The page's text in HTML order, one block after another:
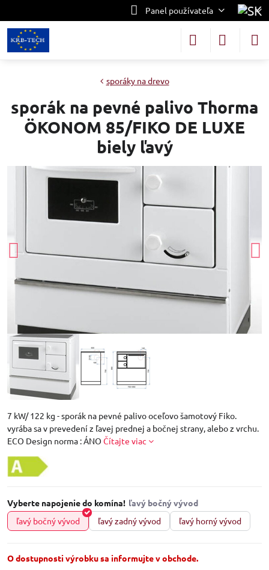
Panel používateľa
sporáky na drevo
sporák na pevné palivo Thorma
ÖKONOM 85/FIKO DE LUXE
biely ľavý
7 kW/ 122 kg - sporák na pevné palivo oceľovo šamotový Fiko.
vyrába sa v prevedení z ľavej prednej a bočnej strany, alebo z vrchu.
ECO Design norma : ÁNO Čítajte viac
Vyberte napojenie do komína!
ľavý bočný vývod
ľavý zadný vývod ľavý horný vývod
O dostupnosti výrobku sa informujte v obchode.